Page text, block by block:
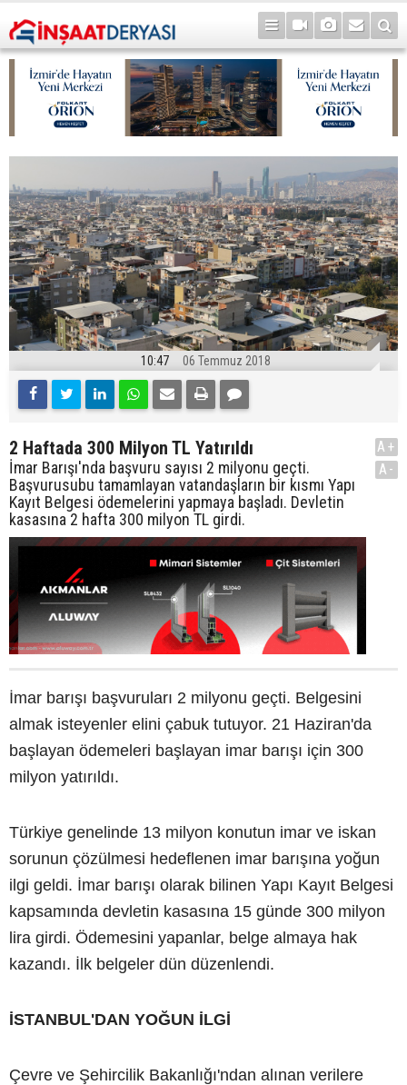
10:47 06 Temmuz 2018
2 Haftada 300 Milyon TL Yatırıldı
İmar Barışı'nda başvuru sayısı 2 milyonu geçti.
Başvurusubu tamamlayan vatandaşların bir kısmı Yapı
Kayıt Belgesi ödemelerini yapmaya başladı. Devletin
kasasına 2 hafta 300 milyon TL girdi.
A+
A-
İmar barışı başvuruları 2 milyonu geçti. Belgesini
almak isteyenler elini çabuk tutuyor. 21 Haziran'da
başlayan ödemeleri başlayan imar barışı için 300
milyon yatırıldı.
Türkiye genelinde 13 milyon konutun imar ve iskan
sorunun çözülmesi hedeflenen imar barışına yoğun
ilgi geldi. İmar barışı olarak bilinen Yapı Kayıt Belgesi
kapsamında devletin kasasına 15 günde 300 milyon
lira girdi. Ödemesini yapanlar, belge almaya hak
kazandı. İlk belgeler dün düzenlendi.
İSTANBUL'DAN YOĞUN İLGİ
Çevre ve Şehircilik Bakanlığı'ndan alınan verilere